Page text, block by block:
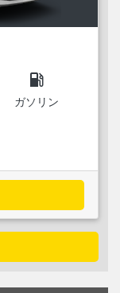
local_gas_station
ガソリン